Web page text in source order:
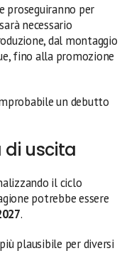
proseguiranno per
necessario
dal montaggio
fino alla promozione
un debutto
di uscita
il ciclo
potrebbe essere
.
plausibile per diversi